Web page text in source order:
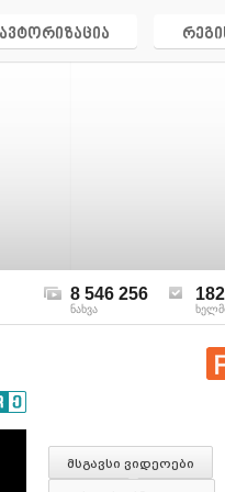
ავტორიზაცია
8 546 256
ნახვა
182
მსგავსი ვიდეოები